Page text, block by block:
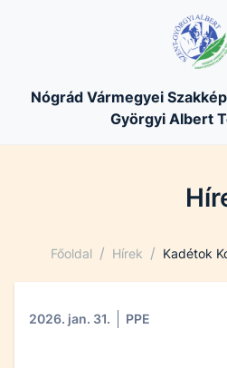
Nógrád Vármegyei
Györgyi Albert
Főoldal / Hírek / Kadétok
2026. jan. 31. PPE